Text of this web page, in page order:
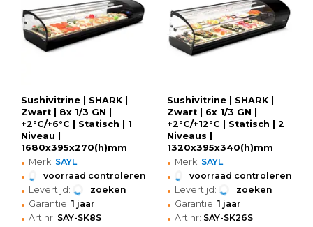
Sushivitrine | SHARK |
Zwart | 8x 1/3 GN |
+2°C/+6°C | Statisch | 1
Niveau |
1680x395x270(h)mm
• Merk: SAYL
• voorraad controleren
• Levertijd: zoeken
• Garantie: 1 jaar
• Art.nr: SAY-SK8S
Sushivitrine | SHARK |
Zwart | 6x 1/3 GN |
+2°C/+12°C | Statisch | 2
Niveaus |
1320x395x340(h)mm
• Merk: SAYL
• voorraad controleren
• Levertijd: zoeken
• Garantie: 1 jaar
• Art.nr: SAY-SK26S